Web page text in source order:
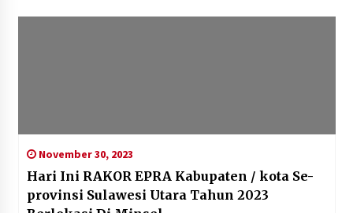
November 30, 2023
Hari Ini RAKOR EPRA Kabupaten / kota Se-
provinsi Sulawesi Utara Tahun 2023